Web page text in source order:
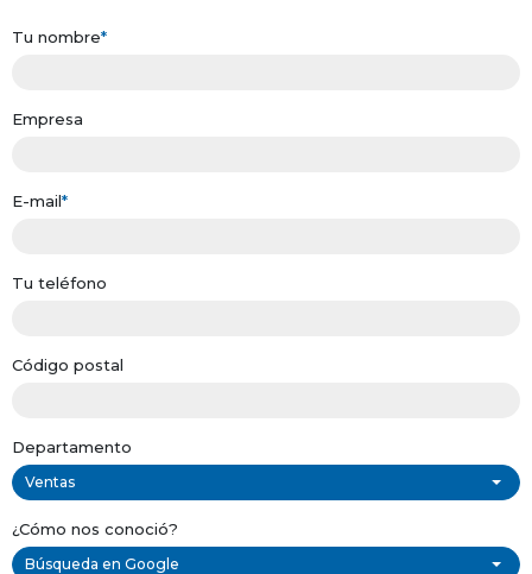
Tu nombre*
Empresa
E-mail*
Tu teléfono
Código postal
Departamento
Ventas
¿Cómo nos conoció?
Búsqueda en Google